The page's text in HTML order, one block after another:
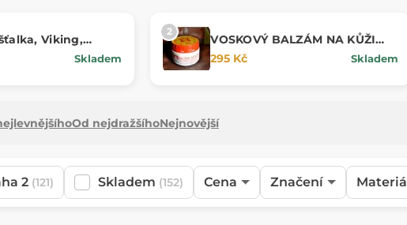
Viking,
Skladem
VOSKOVÝ BALZÁM NA KŮŽI
UNIVERSAL 200 g
295 Kč Skladem
Od nejdražšíhoNejnovější
2 (121) Skladem (152) Cena Značení Materiál